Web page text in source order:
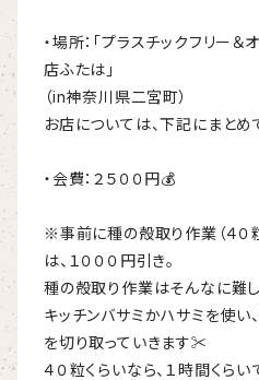
・場所：「プラスチックフリー
店ふたは」
（in神奈川県二宮町）
お店については、下記にまとめ
・会費：２５００円💰
※事前に種の殻取り作業（４０
は、１０００円引き。
種の殻取り作業はそんなに難し
キッチンバサミかハサミを使い
を切り取っていきます✂
４０粒くらいなら、１時間くらい